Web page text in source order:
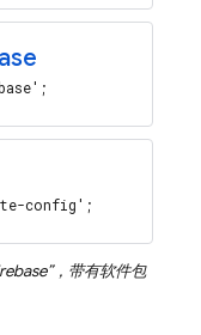
config';
”，带有软件包